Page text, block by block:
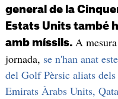
general de la
Estats Units també
amb míssils. A
jornada, se n'han anat
del Golf Pèrsic aliats
Emirats Àrabs Units,